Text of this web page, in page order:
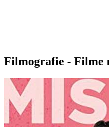
Filmografie - Filme